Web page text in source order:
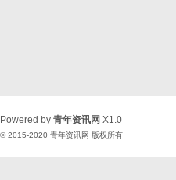
Powered by 青年资讯网 X1.0
© 2015-2020 青年资讯网 版权所有